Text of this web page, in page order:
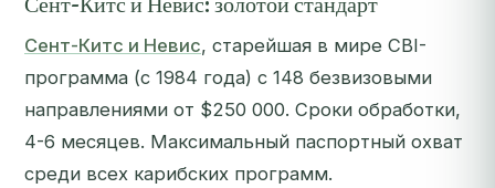
Сент-Китс и Невис, старейшая в мире CBI-
программа (с 1984 года) с 148 безвизовыми
направлениями от $250 000. Сроки обработки,
4-6 месяцев. Максимальный паспортный охват
среди всех карибских программ.